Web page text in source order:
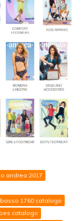
andrea 2017
1760 catalogo
catalogo